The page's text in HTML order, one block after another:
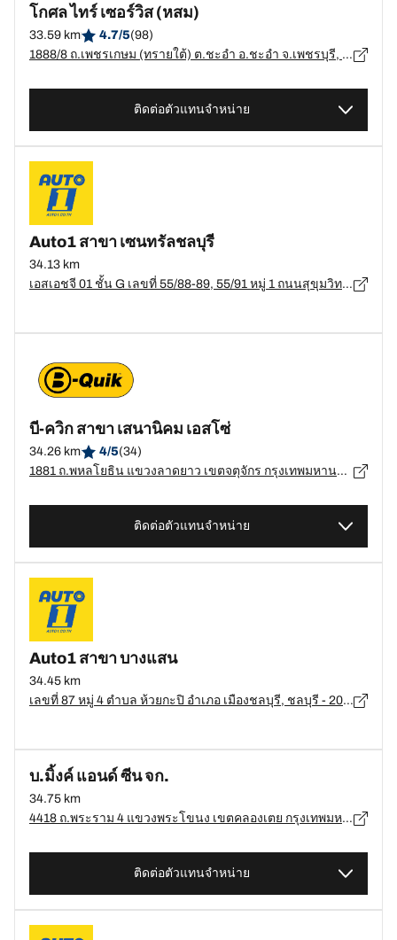
โกศล ไทร์ เซอร์วิส (หสม)
33.59 km 4.7/5(98)
1888/8 ถ.เพชรเกษม (ทรายใต้) ต.ชะอำ อ.ชะอำ จ.เพชรบุรี, เพชรบุรี - 76120
ติดต่อตัวแทนจำหน่าย
Auto1 สาขา เซนทรัลชลบุรี
34.13 km
เอสเอชจี 01 ชั้น G เลขที่ 55/88-89, 55/91 หมู่ 1 ถนนสุขุมวิท ตำบลเสม็ด อำเภอเมืองชลบุรี, ชลบุรี - 20000
บี-ควิก สาขา เสนานิคม เอสโซ่
34.26 km 4/5(34)
1881 ถ.พหลโยธิน แขวงลาดยาว เขตจตุจักร กรุงเทพมหานคร, กรุงเทพมหานคร - 10900
ติดต่อตัวแทนจำหน่าย
Auto1 สาขา บางแสน
34.45 km
เลขที่ 87 หมู่ 4 ตำบล ห้วยกะปิ อำเภอ เมืองชลบุรี, ชลบุรี - 20130
บ.มิ้งค์ แอนด์ ซีน จก.
34.75 km
4418 ถ.พระราม 4 แขวงพระโขนง เขตคลองเตย กรุงเทพมหานคร, กรุงเทพมหานคร - 10110
ติดต่อตัวแทนจำหน่าย